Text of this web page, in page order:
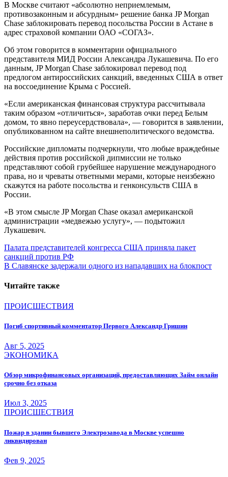
В Москве считают «абсолютно неприемлемым,
противозаконным и абсурдным» решение банка JP Morgan
Chase заблокировать перевод посольства России в Астане в
адрес страховой компании ОАО «СОГАЗ».
Об этом говорится в комментарии официального
представителя МИД России Александра Лукашевича. По его
данным, JP Morgan Chase заблокировал перевод под
предлогом антироссийских санкций, введенных США в ответ
на воссоединение Крыма с Россией.
«Если американская финансовая структура рассчитывала
таким образом «отличиться», заработав очки перед Белым
домом, то явно переусердствовала», — говорится в заявлении,
опубликованном на сайте внешнеполитического ведомства.
Российские дипломаты подчеркнули, что любые враждебные
действия против российской дипмиссии не только
представляют собой грубейшее нарушение международного
права, но и чреваты ответными мерами, которые неизбежно
скажутся на работе посольства и генконсульств США в
России.
«В этом смысле JP Morgan Chase оказал американской
администрации «медвежью услугу», — подытожил
Лукашевич.
Навигация
по
Палата представителей конгресса США приняла пакет
санкций против РФ
В Славянске задержали одного из нападавших на блокпост
Читайте также
ПРОИСШЕСТВИЯ
Погиб спортивный комментатор Первого Александр Гришин
Авг 5, 2025
ЭКОНОМИКА
Обзор микрофинансовых организаций, предоставляющих Займ онлайн
срочно без отказа
Июл 3, 2025
ПРОИСШЕСТВИЯ
Пожар в здании бывшего Электрозавода в Москве успешно
ликвидирован
Фев 9, 2025